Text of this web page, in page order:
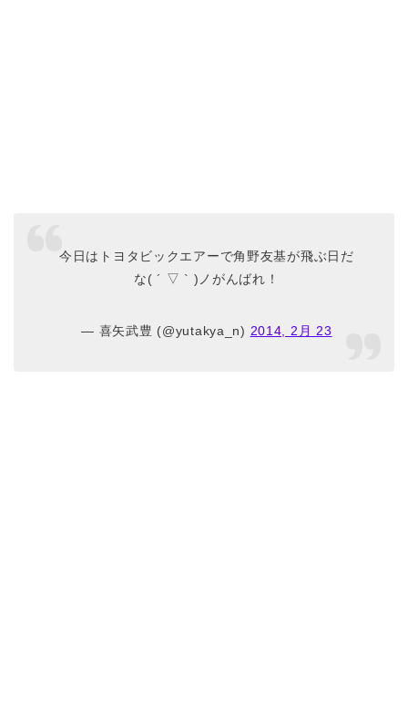
今日はトヨタビックエアーで角野友基が飛ぶ日だ
な( ´ ▽ ` )ノがんばれ！
— 喜矢武豊 (@yutakya_n) 2014, 2月 23